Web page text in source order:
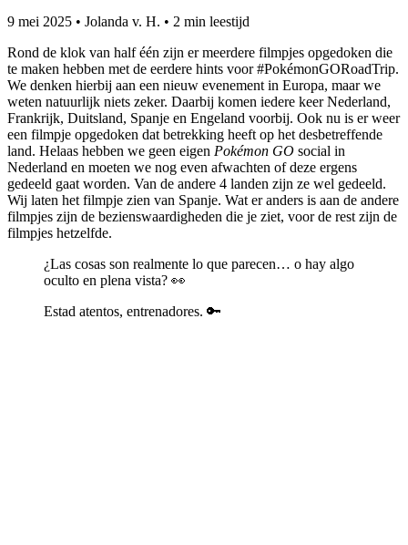
9 mei 2025 • Jolanda v. H. • 2 min leestijd
Rond de klok van half één zijn er meerdere filmpjes opgedoken die
te maken hebben met de eerdere hints voor #PokémonGORoadTrip.
We denken hierbij aan een nieuw evenement in Europa, maar we
weten natuurlijk niets zeker. Daarbij komen iedere keer Nederland,
Frankrijk, Duitsland, Spanje en Engeland voorbij. Ook nu is er weer
een filmpje opgedoken dat betrekking heeft op het desbetreffende
land. Helaas hebben we geen eigen Pokémon GO social in
Nederland en moeten we nog even afwachten of deze ergens
gedeeld gaat worden. Van de andere 4 landen zijn ze wel gedeeld.
Wij laten het filmpje zien van Spanje. Wat er anders is aan de andere
filmpjes zijn de bezienswaardigheden die je ziet, voor de rest zijn de
filmpjes hetzelfde.
¿Las cosas son realmente lo que parecen… o hay algo
oculto en plena vista? 👀
Estad atentos, entrenadores. 🔑